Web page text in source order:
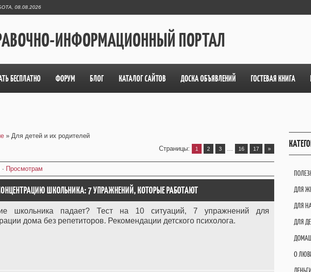
08.08.2026
ИНФОРМАЦИОННЫЙ ПОРТАЛ
БЕСПЛАТНО ФОРУМ БЛОГ КАТАЛОГ САЙТОВ ДОСКА ОБЪЯВЛЕНИЙ ГОСТЕВАЯ КНИГА
» Для детей и их родителей
Страницы: 1 2 3 ... 16 17 »
· Просмотрам
ШКОЛЬНИКА: 7 УПРАЖНЕНИЙ, КОТОРЫЕ РАБОТАЮТ
школьника падает? Тест на 10 ситуаций, 7 упражнений для
дома без репетиторов. Рекомендации детского психолога.
ДЛЯ
ДЛЯ
ДЛЯ
О